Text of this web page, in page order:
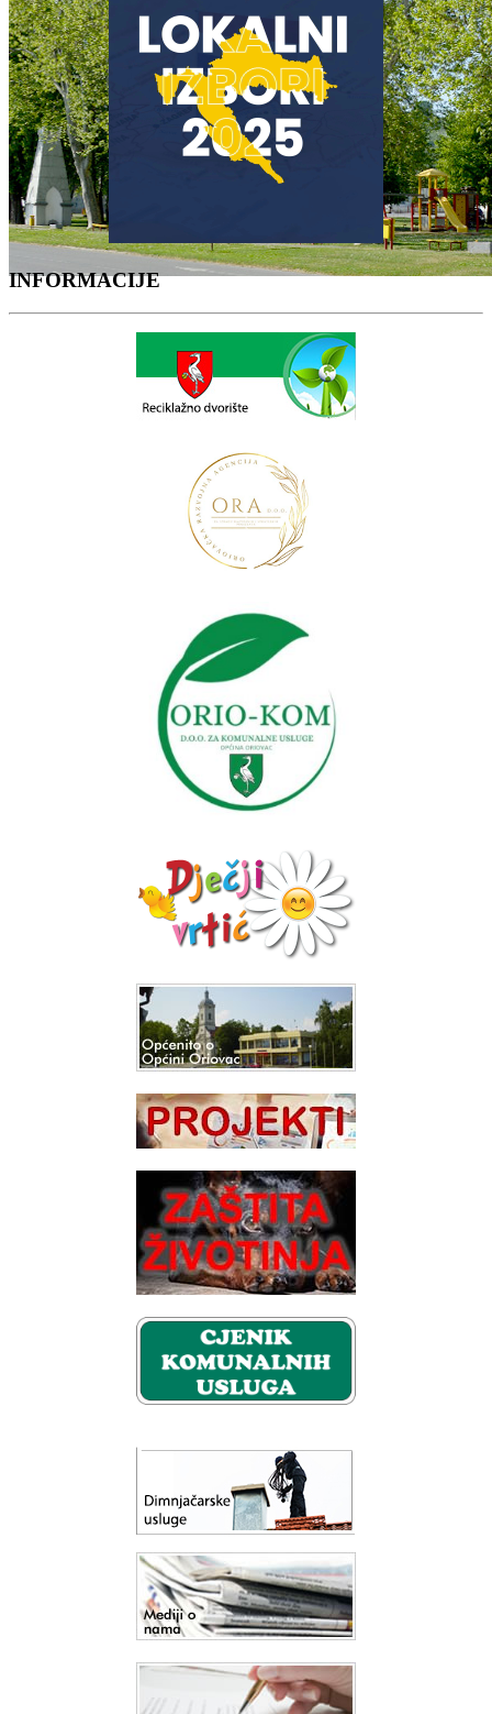
INFORMACIJE